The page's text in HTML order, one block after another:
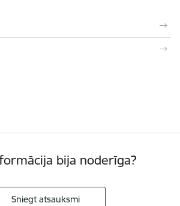
bija noderīga?
Sniegt atsauksmi